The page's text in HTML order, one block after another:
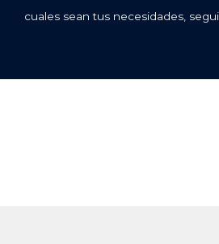
cuales sean tus necesidades,